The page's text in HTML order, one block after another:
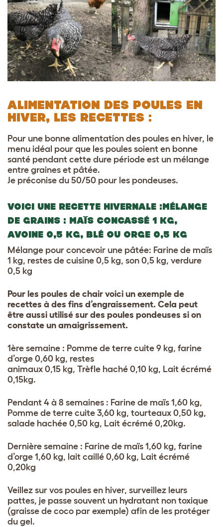
ALIMENTATION DES POULES EN
HIVER, LES RECETTES :
Pour une bonne alimentation des poules en hiver, le
menu idéal pour que les poules soient en bonne
santé pendant cette dure période est un mélange
entre graines et pâtée.
Je préconise du 50/50 pour les pondeuses.
VOICI UNE RECETTE HIVERNALE :MÉLANGE
DE GRAINS : MAÏS CONCASSÉ 1 KG,
AVOINE 0,5 KG, BLÉ OU ORGE 0,5 KG
Mélange pour concevoir une pâtée: Farine de maïs
1 kg, restes de cuisine 0,5 kg, son 0,5 kg, verdure
0,5 kg
Pour les poules de chair voici un exemple de
recettes à des fins d’engraissement. Cela peut
être aussi utilisé sur des poules pondeuses si on
constate un amaigrissement.
1ère semaine : Pomme de terre cuite 9 kg, farine
d’orge 0,60 kg, restes
animaux 0,15 kg, Trèfle haché 0,10 kg, Lait écrémé
0,15kg.
Pendant 4 à 8 semaines : Farine de maïs 1,60 kg,
Pomme de terre cuite 3,60 kg, tourteaux 0,50 kg,
salade hachée 0,50 kg, Lait écrémé 0,20kg.
Dernière semaine : Farine de maïs 1,60 kg, farine
d’orge 1,60 kg, lait caillé 0,60 kg, Lait écrémé
0,20kg
Veillez sur vos poules en hiver, surveillez leurs
pattes, je passe souvent un hydratant non toxique
(graisse de coco par exemple) afin de les protéger
du gel.